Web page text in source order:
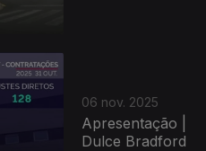
06 nov. 2025
Apresentação |
Dulce Bradford